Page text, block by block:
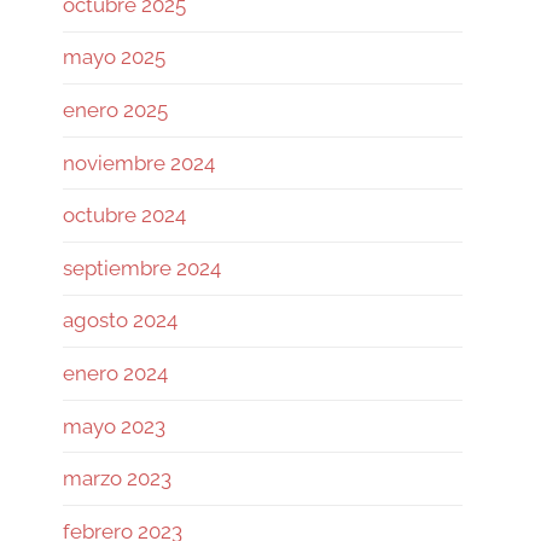
revisando si la base de su
José Siles | AI | Data
@josesilesdata
LÍMITE DE USO DIARIO."
Ramiro (Book&Trading)
@ramtraderbook
mayo 2025
enero 2025
noviembre 2024
octubre 2024
septiembre 2024
agosto 2024
enero 2024
mayo 2023
marzo 2023
febrero 2023